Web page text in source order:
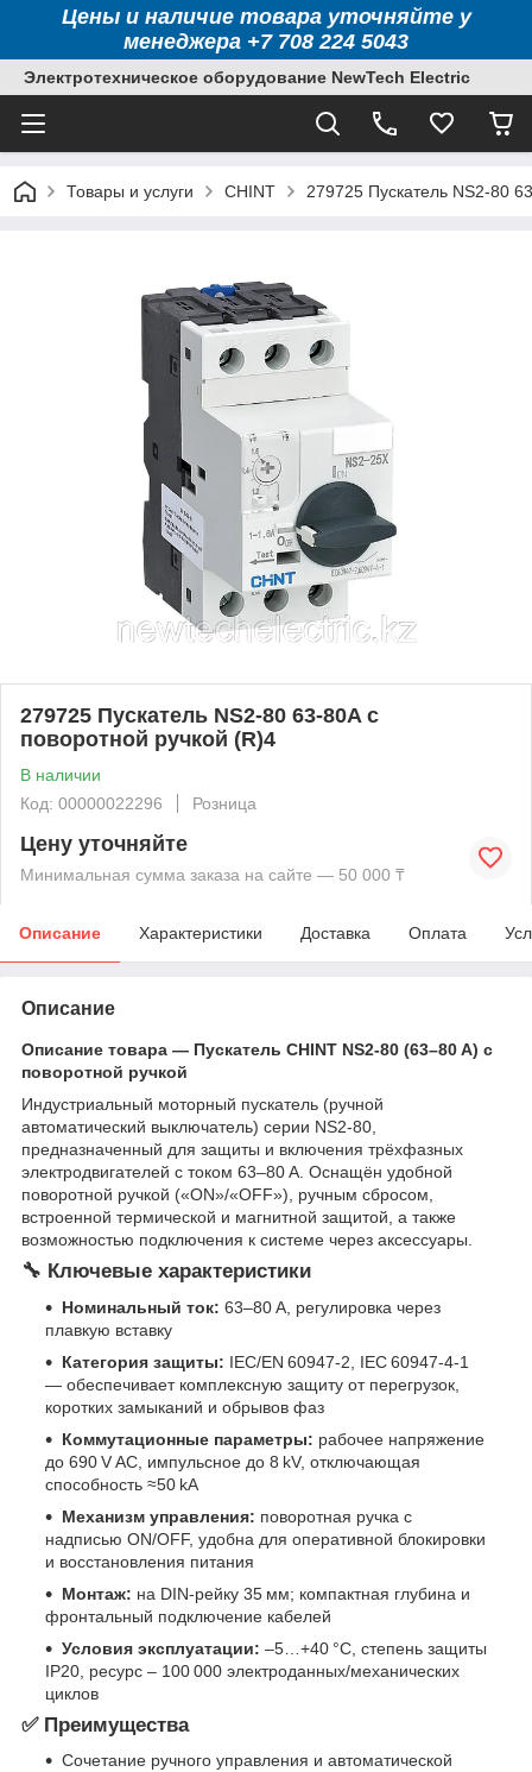
Цены и наличие товара уточняйте у
менеджера +7 708 224 5043
Электротехническое оборудование NewTech Electric
Товары и услуги CHINT 279725 Пускатель NS2-80
279725 Пускатель NS2-80 63-80A с
поворотной ручкой (R)4
В наличии
Код: 00000022296
Розница
Цену уточняйте
Минимальная сумма заказа на сайте — 50 000 ₸
Описание Характеристики Доставка Оплата
Описание
Описание товара — Пускатель CHINT NS2‑80 (63–80 A) с
поворотной ручкой
Индустриальный моторный пускатель (ручной
автоматический выключатель) серии NS2‑80,
предназначенный для защиты и включения трёхфазных
электродвигателей с током 63–80 A. Оснащён удобной
поворотной ручкой («ON»/«OFF»), ручным сбросом,
встроенной термической и магнитной защитой, а также
возможностью подключения к системе через аксессуары.
🔧 Ключевые характеристики
Номинальный ток: 63–80 A, регулировка через
плавкую вставку
Категория защиты: IEC/EN 60947‑2, IEC 60947‑4‑1
— обеспечивает комплексную защиту от перегрузок,
коротких замыканий и обрывов фаз
Коммутационные параметры: рабочее напряжение
до 690 V AC, импульсное до 8 kV, отключающая
способность ≈50 kA
Механизм управления: поворотная ручка с
надписью ON/OFF, удобна для оперативной блокировки
и восстановления питания
Монтаж: на DIN‑рейку 35 мм; компактная глубина и
фронтальный подключение кабелей
Условия эксплуатации: –5…+40 °C, степень защиты
IP20, ресурс – 100 000 электроданных/механических
циклов
✅ Преимущества
Сочетание ручного управления и автоматической